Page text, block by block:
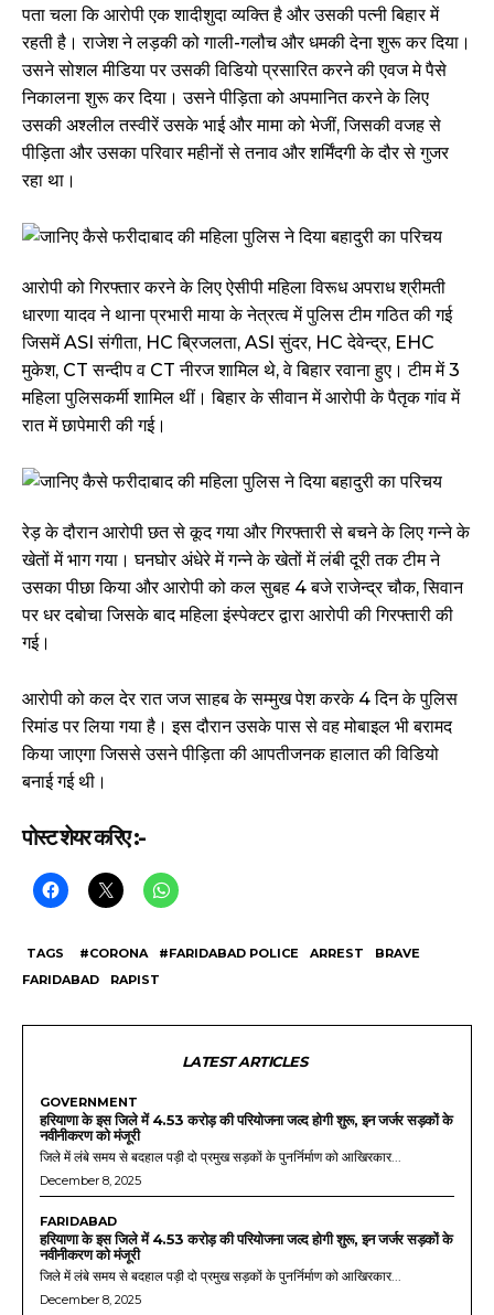
पता चला कि आरोपी एक शादीशुदा व्यक्ति है और उसकी पत्नी बिहार में
रहती है। राजेश ने लड़की को गाली-गलौच और धमकी देना शुरू कर दिया।
उसने सोशल मीडिया पर उसकी विडियो प्रसारित करने की एवज मे पैसे
निकालना शुरू कर दिया। उसने पीड़िता को अपमानित करने के लिए
उसकी अश्लील तस्वीरें उसके भाई और मामा को भेजीं, जिसकी वजह से
पीड़िता और उसका परिवार महीनों से तनाव और शर्मिंदगी के दौर से गुजर
रहा था।
आरोपी को गिरफ्तार करने के लिए ऐसीपी महिला विरूध अपराध श्रीमती
धारणा यादव ने थाना प्रभारी माया के नेत्रत्व में पुलिस टीम गठित की गई
जिसमें ASI संगीता, HC ब्रिजलता, ASI सुंदर, HC देवेन्द्र, EHC
मुकेश, CT सन्दीप व CT नीरज शामिल थे, वे बिहार रवाना हुए। टीम में 3
महिला पुलिसकर्मी शामिल थीं। बिहार के सीवान में आरोपी के पैतृक गांव में
रात में छापेमारी की गई।
रेड़ के दौरान आरोपी छत से कूद गया और गिरफ्तारी से बचने के लिए गन्ने के
खेतों में भाग गया। घनघोर अंधेरे में गन्ने के खेतों में लंबी दूरी तक टीम ने
उसका पीछा किया और आरोपी को कल सुबह 4 बजे राजेन्द्र चौक, सिवान
पर धर दबोचा जिसके बाद महिला इंस्पेक्टर द्वारा आरोपी की गिरफ्तारी की
गई।
आरोपी को कल देर रात जज साहब के सम्मुख पेश करके 4 दिन के पुलिस
रिमांड पर लिया गया है। इस दौरान उसके पास से वह मोबाइल भी बरामद
किया जाएगा जिससे उसने पीड़िता की आपतीजनक हालात की विडियो
बनाई गई थी।
पोस्ट शेयर करिए :-
TAGS #CORONA #FARIDABAD POLICE ARREST
BRAVE
FARIDABAD
RAPIST
LATEST ARTICLES
GOVERNMENT
हरियाणा के इस जिले में 4.53 करोड़ की परियोजना जल्द होगी शुरू, इन जर्जर सड़कों के
नवीनीकरण को मंजूरी
जिले में लंबे समय से बदहाल पड़ी दो प्रमुख सड़कों के पुनर्निर्माण को आखिरकार...
December 8, 2025
FARIDABAD
हरियाणा के इस जिले में 4.53 करोड़ की परियोजना जल्द होगी शुरू, इन जर्जर सड़कों के
नवीनीकरण को मंजूरी
जिले में लंबे समय से बदहाल पड़ी दो प्रमुख सड़कों के पुनर्निर्माण को आखिरकार...
December 8, 2025